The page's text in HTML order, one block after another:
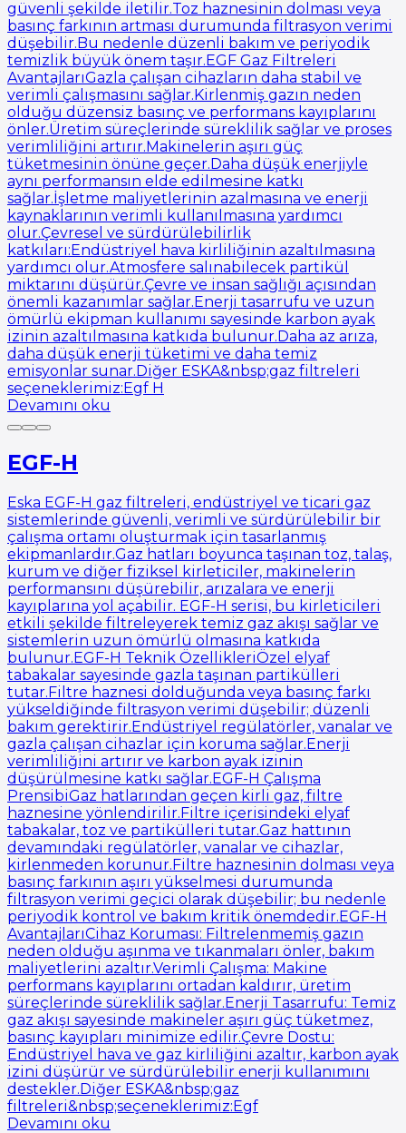
güvenli şekilde iletilir.Toz haznesinin dolması veya
basınç farkının artması durumunda filtrasyon verimi
düşebilir.Bu nedenle düzenli bakım ve periyodik
temizlik büyük önem taşır.EGF Gaz Filtreleri
AvantajlarıGazla çalışan cihazların daha stabil ve
verimli çalışmasını sağlar.Kirlenmiş gazın neden
olduğu düzensiz basınç ve performans kayıplarını
önler.Üretim süreçlerinde süreklilik sağlar ve proses
verimliliğini artırır.Makinelerin aşırı güç
tüketmesinin önüne geçer.Daha düşük enerjiyle
aynı performansın elde edilmesine katkı
sağlar.İşletme maliyetlerinin azalmasına ve enerji
kaynaklarının verimli kullanılmasına yardımcı
olur.Çevresel ve sürdürülebilirlik
katkıları:Endüstriyel hava kirliliğinin azaltılmasına
yardımcı olur.Atmosfere salınabilecek partikül
miktarını düşürür.Çevre ve insan sağlığı açısından
önemli kazanımlar sağlar.Enerji tasarrufu ve uzun
ömürlü ekipman kullanımı sayesinde karbon ayak
izinin azaltılmasına katkıda bulunur.Daha az arıza,
daha düşük enerji tüketimi ve daha temiz
emisyonlar sunar.Diğer ESKA&nbsp;gaz filtreleri
seçeneklerimiz:Egf H
Devamını oku
EGF-H
Eska EGF-H gaz filtreleri, endüstriyel ve ticari gaz
sistemlerinde güvenli, verimli ve sürdürülebilir bir
çalışma ortamı oluşturmak için tasarlanmış
ekipmanlardır.Gaz hatları boyunca taşınan toz, talaş,
kurum ve diğer fiziksel kirleticiler, makinelerin
performansını düşürebilir, arızalara ve enerji
kayıplarına yol açabilir. EGF-H serisi, bu kirleticileri
etkili şekilde filtreleyerek temiz gaz akışı sağlar ve
sistemlerin uzun ömürlü olmasına katkıda
bulunur.EGF-H Teknik ÖzellikleriÖzel elyaf
tabakalar sayesinde gazla taşınan partikülleri
tutar.Filtre haznesi dolduğunda veya basınç farkı
yükseldiğinde filtrasyon verimi düşebilir; düzenli
bakım gerektirir.Endüstriyel regülatörler, vanalar ve
gazla çalışan cihazlar için koruma sağlar.Enerji
verimliliğini artırır ve karbon ayak izinin
düşürülmesine katkı sağlar.EGF-H Çalışma
PrensibiGaz hatlarından geçen kirli gaz, filtre
haznesine yönlendirilir.Filtre içerisindeki elyaf
tabakalar, toz ve partikülleri tutar.Gaz hattının
devamındaki regülatörler, vanalar ve cihazlar,
kirlenmeden korunur.Filtre haznesinin dolması veya
basınç farkının aşırı yükselmesi durumunda
filtrasyon verimi geçici olarak düşebilir; bu nedenle
periyodik kontrol ve bakım kritik önemdedir.EGF-H
AvantajlarıCihaz Koruması: Filtrelenmemiş gazın
neden olduğu aşınma ve tıkanmaları önler, bakım
maliyetlerini azaltır.Verimli Çalışma: Makine
performans kayıplarını ortadan kaldırır, üretim
süreçlerinde süreklilik sağlar.Enerji Tasarrufu: Temiz
gaz akışı sayesinde makineler aşırı güç tüketmez,
basınç kayıpları minimize edilir.Çevre Dostu:
Endüstriyel hava ve gaz kirliliğini azaltır, karbon ayak
izini düşürür ve sürdürülebilir enerji kullanımını
destekler.Diğer ESKA&nbsp;gaz
filtreleri&nbsp;seçeneklerimiz:Egf
Devamını oku